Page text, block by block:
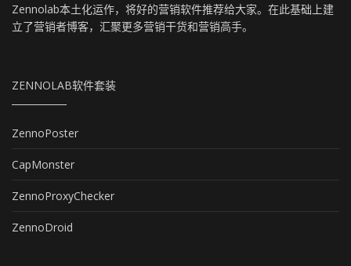
Zennolab本土化运作，将好的营销软件推荐给大家。在此基础上建
立了营销者博客，汇聚更多营销干货和营销高手。
ZENNOLAB软件套装
ZennoPoster
CapMonster
ZennoProxyChecker
ZennoDroid